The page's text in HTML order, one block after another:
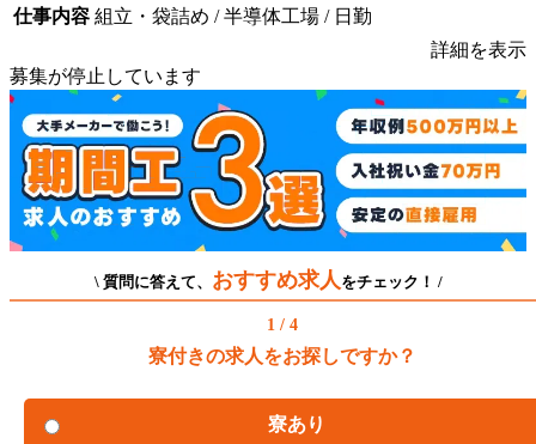
仕事内容 組立・袋詰め / 半導体工場 / 日勤
詳細を表示
募集が停止しています
\ 質問に答えて、 おすすめ求人 をチェック！ /
1 / 4
寮付きの求人をお探しですか？
寮あり